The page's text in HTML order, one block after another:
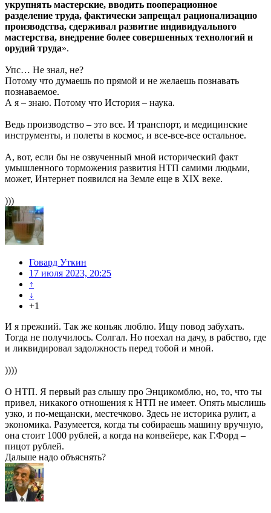
укрупнять мастерские, вводить пооперационное
разделение труда, фактически запрещал рационализацию
производства, сдерживал развитие индивидуального
мастерства, внедрение более совершенных технологий и
орудий труда».
Упс… Не знал, не?
Потому что думаешь по прямой и не желаешь познавать
познаваемое.
А я – знаю. Потому что История – наука.
Ведь производство – это все. И транспорт, и медицинские
инструменты, и полеты в космос, и все-все-все остальное.
А, вот, если бы не озвученный мной исторический факт
умышленного торможения развития НТП самими людьми,
может, Интернет появился на Земле еще в XIX веке.
)))
Говард Уткин
17 июля 2023, 20:25
↑
↓
+1
И я прежний. Так же коньяк люблю. Ищу повод забухать.
Тогда не получилось. Солгал. Но поехал на дачу, в рабство, где
и ликвидировал задолжность перед тобой и мной.
))))
О НТП. Я первый раз слышу про Энцикомблю, но, то, что ты
привел, никакого отношения к НТП не имеет. Опять мыслишь
узко, и по-мещански, местечково. Здесь не историка рулит, а
экономика. Разумеется, когда ты собираешь машину вручную,
она стоит 1000 рублей, а когда на конвейере, как Г.Форд –
пицот рублей.
Дальше надо объяснять?